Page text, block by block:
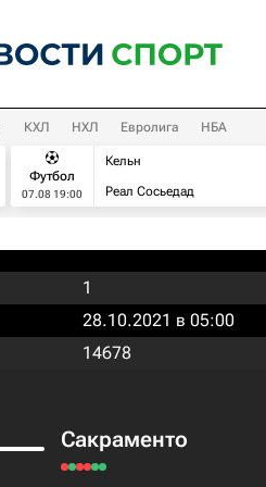
КХЛ НХЛ Евролига НБА
Футбол
07.08 19:00
Кельн
Реал Сосьедад
1
28.10.2021 в 05:00
14678
Сакраменто